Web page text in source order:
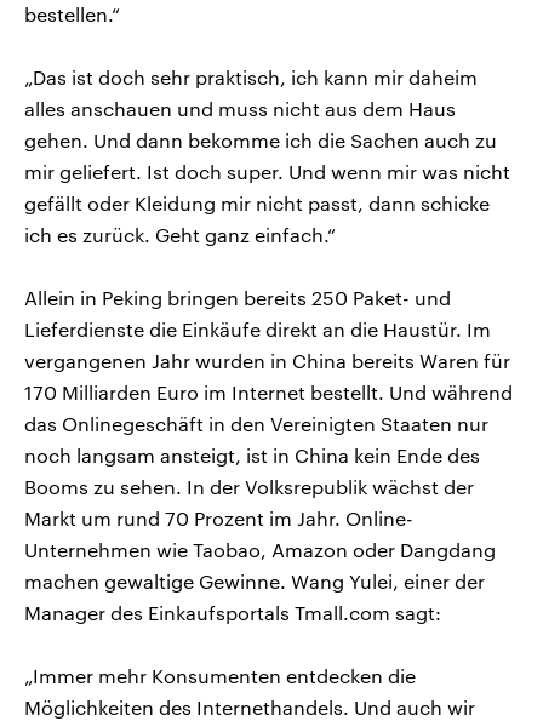
bestellen.“
„Das ist doch sehr praktisch, ich kann mir daheim
alles anschauen und muss nicht aus dem Haus
gehen. Und dann bekomme ich die Sachen auch zu
mir geliefert. Ist doch super. Und wenn mir was nicht
gefällt oder Kleidung mir nicht passt, dann schicke
ich es zurück. Geht ganz einfach.“
Allein in Peking bringen bereits 250 Paket- und
Lieferdienste die Einkäufe direkt an die Haustür. Im
vergangenen Jahr wurden in China bereits Waren für
170 Milliarden Euro im Internet bestellt. Und während
das Onlinegeschäft in den Vereinigten Staaten nur
noch langsam ansteigt, ist in China kein Ende des
Booms zu sehen. In der Volksrepublik wächst der
Markt um rund 70 Prozent im Jahr. Online-
Unternehmen wie Taobao, Amazon oder Dangdang
machen gewaltige Gewinne. Wang Yulei, einer der
Manager des Einkaufsportals Tmall.com sagt:
„Immer mehr Konsumenten entdecken die
Möglichkeiten des Internethandels. Und auch wir